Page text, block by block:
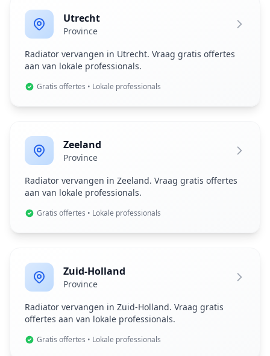
Utrecht
Province
Radiator vervangen in Utrecht. Vraag gratis offertes
aan van lokale professionals.
Gratis offertes • Lokale professionals
Zeeland
Province
Radiator vervangen in Zeeland. Vraag gratis offertes
aan van lokale professionals.
Gratis offertes • Lokale professionals
Zuid-Holland
Province
Radiator vervangen in Zuid-Holland. Vraag gratis
offertes aan van lokale professionals.
Gratis offertes • Lokale professionals